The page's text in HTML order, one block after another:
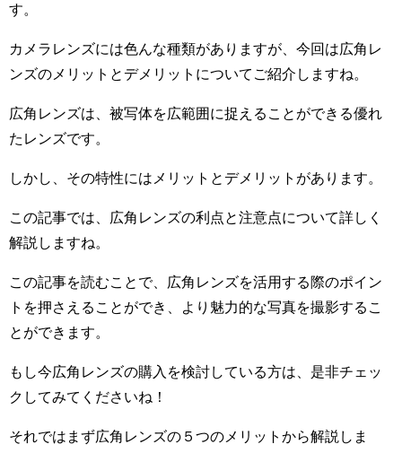
す。
カメラレンズには色んな種類がありますが、今回は広角レ
ンズのメリットとデメリットについてご紹介しますね。
広角レンズは、被写体を広範囲に捉えることができる優れ
たレンズです。
しかし、その特性にはメリットとデメリットがあります。
この記事では、広角レンズの利点と注意点について詳しく
解説しますね。
この記事を読むことで、広角レンズを活用する際のポイン
トを押さえることができ、より魅力的な写真を撮影するこ
とができます。
もし今広角レンズの購入を検討している方は、是非チェッ
クしてみてくださいね！
それではまず広角レンズの５つのメリットから解説しま